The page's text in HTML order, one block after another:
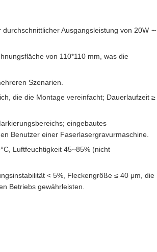
Ausgangsleistung von 20W ∼
von 110*110 mm, was die
Szenarien.
die die Montage vereinfacht; Dauerlaufzeit ≥
eingebautes
Benutzer einer Faserlasergravurmaschine.
Luftfeuchtigkeit 45~85% (nicht
< 5%, Fleckengröße ≤ 40 μm, die
Betriebs gewährleisten.